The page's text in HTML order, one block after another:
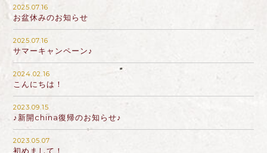
2025.07.16
お盆休みのお知らせ
2025.07.16
サマーキャンペーン♪
2024.02.16
こんにちは！
2023.09.15
♪新開china復帰のお知らせ♪
2023.05.07
初めまして！